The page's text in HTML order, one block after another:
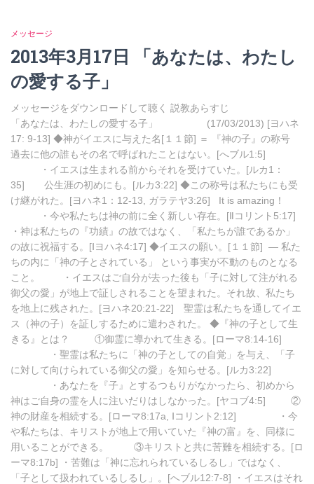
メッセージ
2013年3月17日 「あなたは、わたし
の愛する子」
メッセージをダウンロードして聴く 説教あらすじ
「あなたは、わたしの愛する子」 (17/03/2013) [ヨハネ
17: 9-13] ◆神がイエスに与えた名[１１節] ＝ 『神の子』の称号
過去に他の誰もその名で呼ばれたことはない。[へブル1:5]
・イエスは生まれる前からそれを受けていた。[ルカ1：
35] 公生涯の初めにも。[ルカ3:22] ◆この称号は私たちにも受
け継がれた。[ヨハネ1：12-13, ガラテヤ3:26] It is amazing！
・今や私たちは神の前に全く新しい存在。[Ⅱコリント5:17]
・神は私たちの『功績』の故ではなく、「私たちが誰であるか」
の故に祝福する。[Ⅰヨハネ4:17] ◆イエスの願い。[１１節] ― 私た
ちの内に「神の子とされている」 という事実が不動のものとなる
こと。 ・イエスはご自分が去った後も「子に対して注がれる
御父の愛」が地上で証しされることを望まれた。それ故、私たち
を地上に残された。[ヨハネ20:21-22] 聖霊は私たちを通してイエ
ス（神の子）を証しするために遣わされた。 ◆『神の子として生
きる』とは？ ①御霊に導かれて生きる。[ローマ8:14-16]
・聖霊は私たちに「神の子としての自覚」を与え、「子
に対して向けられている御父の愛」を知らせる。[ルカ3:22]
・あなたを『子』とするつもりがなかったら、初めから
神はご自身の霊を人に注いだりはしなかった。[ヤコブ4:5] ②
神の財産を相続する。[ローマ8:17a, Ⅰコリント2:12] ・今
や私たちは、キリストが地上で用いていた『神の富』を、同様に
用いることができる。 ③キリストと共に苦難を相続する。[ロ
ーマ8:17b] ・苦難は「神に忘れられているしるし」ではなく、
「子として扱われているしるし」。[へブル12:7-8] ・イエスはそれ